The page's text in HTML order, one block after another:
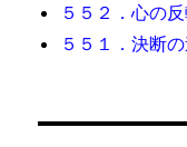
５５２．心の
５５１．決断